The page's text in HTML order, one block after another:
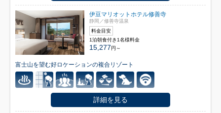
伊豆マリオットホテル修善寺
静岡／修善寺温泉
料金目安
1泊朝食付き1名様料金
15,277円～
富士山を望む好ロケーションの複合リゾート
詳細を見る